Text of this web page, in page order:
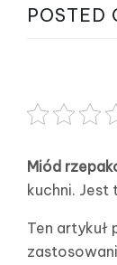
POSTED
Miód
kuchni. Jest
Ten artykuł